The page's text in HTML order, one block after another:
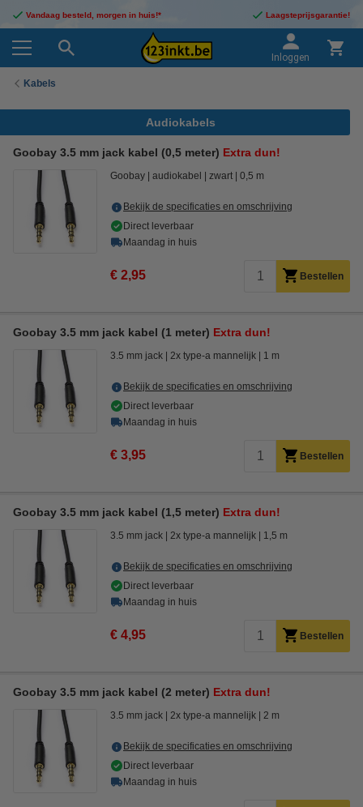
Vandaag besteld, morgen in huis!* Laagsteprijsgarantie!
Inloggen
Kabels
Audiokabels
Goobay 3.5 mm jack kabel (0,5 meter) Extra dun!
Goobay audiokabel zwart 0,5 m
Bekijk de specificaties en omschrijving
Direct leverbaar
Maandag in huis
€ 2,95 Bestellen
Goobay 3.5 mm jack kabel (1 meter) Extra dun!
3.5 mm jack 2x type-a mannelijk 1 m
Bekijk de specificaties en omschrijving
Direct leverbaar
Maandag in huis
€ 3,95 Bestellen
Goobay 3.5 mm jack kabel (1,5 meter) Extra dun!
3.5 mm jack 2x type-a mannelijk 1,5 m
Bekijk de specificaties en omschrijving
Direct leverbaar
Maandag in huis
€ 4,95 Bestellen
Goobay 3.5 mm jack kabel (2 meter) Extra dun!
3.5 mm jack 2x type-a mannelijk 2 m
Bekijk de specificaties en omschrijving
Direct leverbaar
Maandag in huis